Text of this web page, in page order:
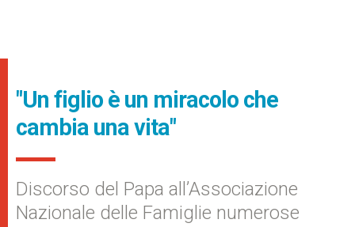
"Un figlio è un miracolo che
cambia una vita"
Discorso del Papa all’Associazione
Nazionale delle Famiglie numerose